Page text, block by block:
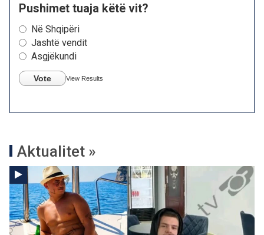
Pushimet tuaja këtë vit?
Në Shqipëri
Jashtë vendit
Asgjëkundi
Vote View Results
Aktualitet »